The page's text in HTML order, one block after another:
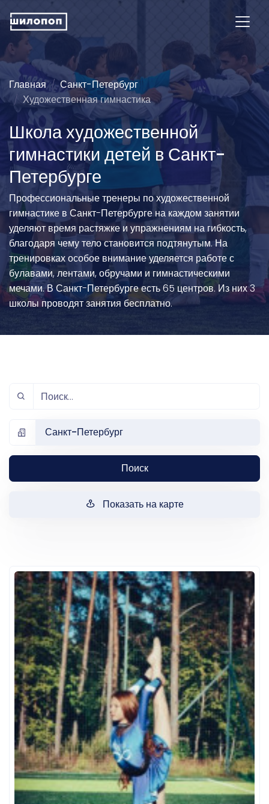
Главная
Санкт-Петербург
Художественная гимнастика
Школа художественной
гимнастики детей в Санкт-
Петербурге
Профессиональные тренеры по художественной
гимнастике в Санкт-Петербурге на каждом занятии
уделяют время растяжке и упражнениям на гибкость,
благодаря чему тело становится подтянутым. На
тренировках особое внимание уделяется работе с
булавами, лентами, обручами и гимнастическими
мечами. В Санкт-Петербурге есть 65 центров. Из них 3
школы проводят занятия бесплатно.
Санкт-Петербург
Поиск
Показать на карте